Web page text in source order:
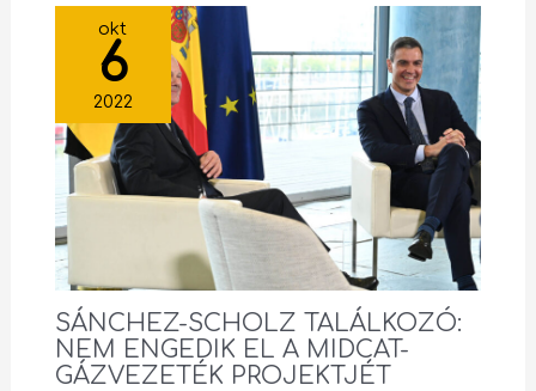
okt
6
2022
SÁNCHEZ-SCHOLZ TALÁLKOZÓ:
NEM ENGEDIK EL A MIDCAT-
GÁZVEZETÉK PROJEKTJÉT